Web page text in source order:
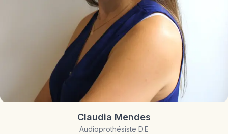
Claudia Mendes
Audioprothésiste D.E